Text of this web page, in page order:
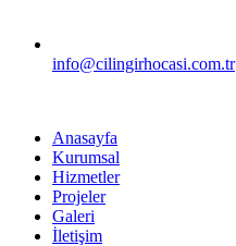
info@cilingirhocasi.com.tr
Anasayfa
Kurumsal
Hizmetler
Projeler
Galeri
İletişim